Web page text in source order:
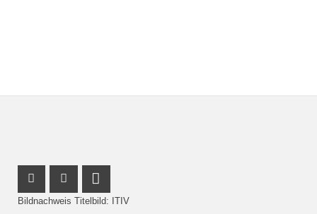
Instagram Profil
Facebook Profil
LinkedIn Profil
Bildnachweis Titelbild: ITIV